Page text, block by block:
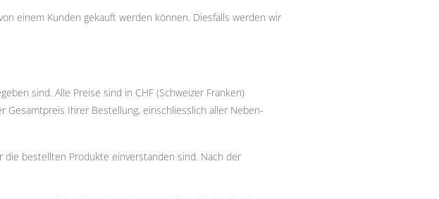
einem Kunden gekauft werden können. Diesfalls werden wir
sind. Alle Preise sind in CHF (Schweizer Franken)
Gesamtpreis Ihrer Bestellung, einschliesslich aller Neben-
bestellten Produkte einverstanden sind. Nach der